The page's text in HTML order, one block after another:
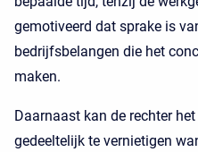
gemotiveerd dat sprake is
bedrijfsbelangen die het
maken.
Daarnaast kan de rechter
gedeeltelijk te vernietigen